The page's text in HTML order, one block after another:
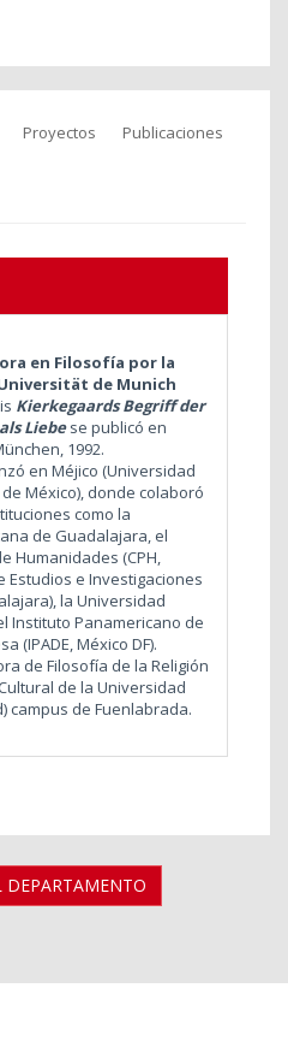
Proyectos Publicaciones
en Filosofía por la
de Munich
Kierkegaards Begriff der
Liebese publicó en
1992.
en Méjico (Universidad
México), donde colaboró
como la
de Guadalajara, el
Humanidades (CPH,
Estudios e Investigaciones
la Universidad
Instituto Panamericano de
(IPADE, México DF).
de Filosofía de la Religión
de la Universidad
campus de Fuenlabrada.
DEPARTAMENTO